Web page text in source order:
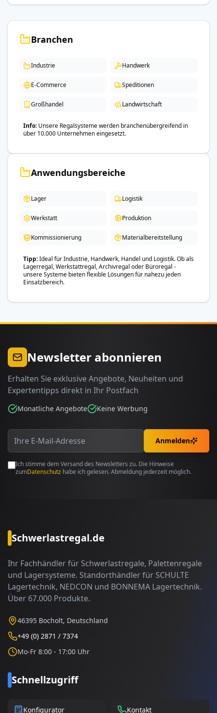
Branchen
Industrie Handwerk
E-Commerce Speditionen
Großhandel Landwirtschaft
Info Unsere Regalsysteme werden branchenübergreifend in
über 10.000 Unternehmen eingesetzt.
Anwendungsbereiche
Lager Logistik
Werkstatt Produktion
Kommissionierung Materialbereitstellung
Tipp Ideal für Industrie, Handwerk, Handel und Logistik. Ob als
Lagerregal, Werkstattregal, Archivregal oder Büroregal -
unsere Systeme bieten flexible Lösungen für nahezu jeden
Einsatzbereich.
Newsletter abonnieren
Erhalten Sie exklusive Angebote, Neuheiten und
Expertentipps direkt in Ihr Postfach
Monatliche Angebote Keine Werbung
Anmelden
Ich stimme dem Versand des Newsletters zu. Die Hinweise
zumDatenschutz habe ich gelesen. Abmeldung jederzeit möglich.
Schwerlastregal.de
Ihr Fachhändler für Schwerlastregale, Palettenregale
und Lagersysteme. Standorthändler für SCHULTE
Lagertechnik, NEDCON und BONNEMA Lagertechnik.
Über 67.000 Produkte.
46395 Bocholt, Deutschland
+49 (0) 2871 / 7374
Mo-Fr 8:00 - 17:00 Uhr
Schnellzugriff
Konfigurator Kontakt